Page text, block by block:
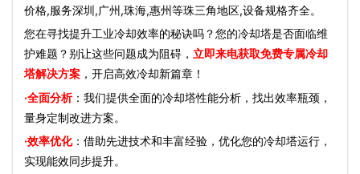
价格,服务深圳,广州,珠海,惠州等珠三角地区,设备规格齐全。
您在寻找提升工业冷却效率的秘诀吗？您的冷却塔是否面临维
护难题？别让这些问题成为阻碍， 立即来电获取免费专属冷却
塔解决方案 ，开启高效冷却新篇章！
·全面分析：我们提供全面的冷却塔性能分析，找出效率瓶颈，
量身定制改进方案。
·效率优化：借助先进技术和丰富经验，优化您的冷却塔运行，
实现能效同步提升。